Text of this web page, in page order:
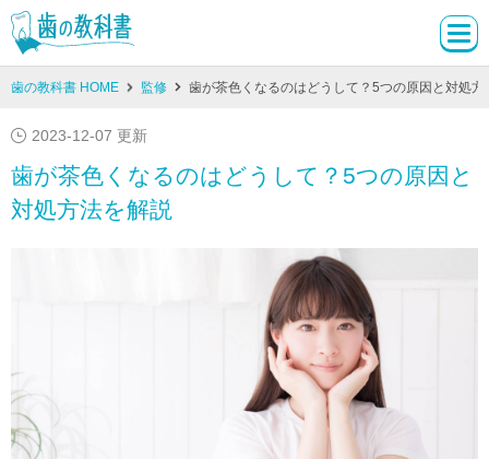
歯の教科書 HOME 監修 歯が茶色くなるのはどうして？5つの原因と対処方
2023-12-07 更新
歯が茶色くなるのはどうして？5つの原因と
対処方法を解説